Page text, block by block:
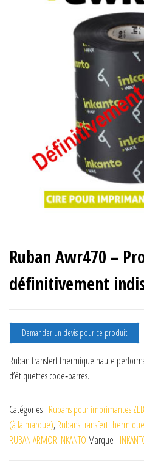
Ruban Awr470 –
définitivement
Demander un devis pour ce produit
Ruban transfert thermique haute
d’étiquettes code‑barres.
Catégories : Rubans pour imprimantes
(à la marque),Rubans transfert thermique
RUBAN ARMOR INKANTO Marque :